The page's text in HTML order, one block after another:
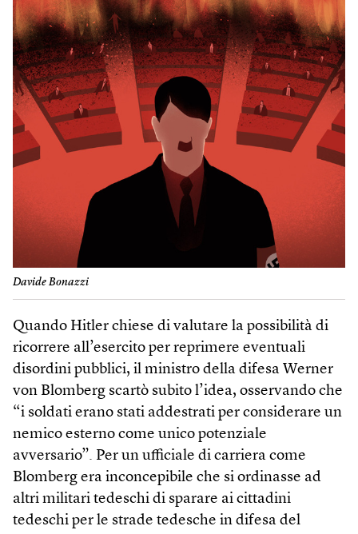
Davide Bonazzi
Quando Hitler chiese di valutare la possibilità di
ricorrere all’esercito per reprimere eventuali
disordini pubblici, il ministro della difesa Werner
von Blomberg scartò subito l’idea, osservando che
“i soldati erano stati addestrati per considerare un
nemico esterno come unico potenziale
avversario”. Per un ufficiale di carriera come
Blomberg era inconcepibile che si ordinasse ad
altri militari tedeschi di sparare ai cittadini
tedeschi per le strade tedesche in difesa del